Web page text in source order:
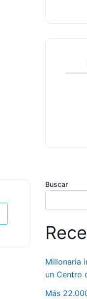
Buscar
Millonaria
un Centro
Más